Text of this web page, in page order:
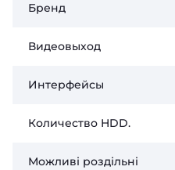
Бренд
Видеовыход
Интерфейсы
Количество HDD.
Можливі роздільні